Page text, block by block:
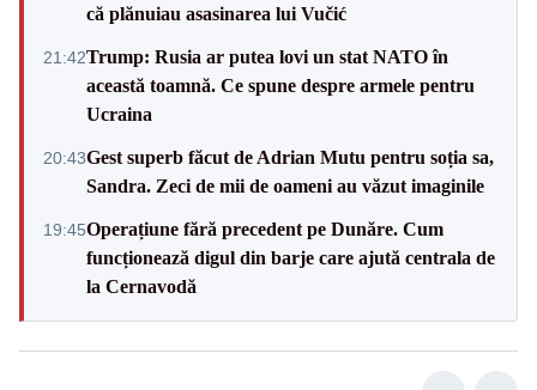
că plănuiau asasinarea lui Vučić
21:42Trump: Rusia ar putea lovi un stat NATO în
această toamnă. Ce spune despre armele pentru
Ucraina
20:43Gest superb făcut de Adrian Mutu pentru soția sa,
Sandra. Zeci de mii de oameni au văzut imaginile
19:45Operațiune fără precedent pe Dunăre. Cum
funcționează digul din barje care ajută centrala de
la Cernavodă